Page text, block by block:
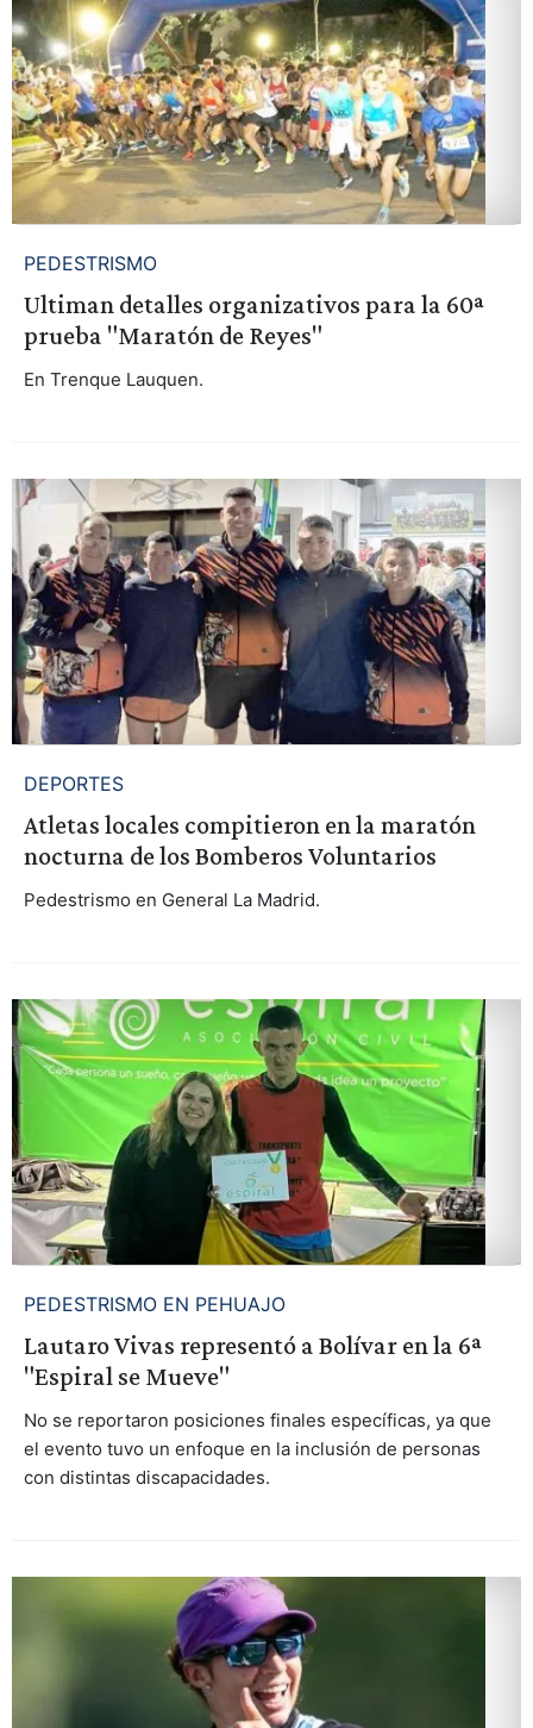
PEDESTRISMO
Ultiman detalles organizativos para la 60ª
prueba "Maratón de Reyes"
En Trenque Lauquen.
DEPORTES
Atletas locales compitieron en la maratón
nocturna de los Bomberos Voluntarios
Pedestrismo en General La Madrid.
PEDESTRISMO EN PEHUAJO
Lautaro Vivas representó a Bolívar en la 6ª
"Espiral se Mueve"
No se reportaron posiciones finales específicas, ya que
el evento tuvo un enfoque en la inclusión de personas
con distintas discapacidades.